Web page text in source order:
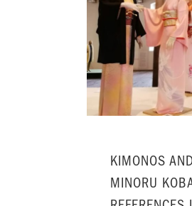
KIMONOS
MINORU